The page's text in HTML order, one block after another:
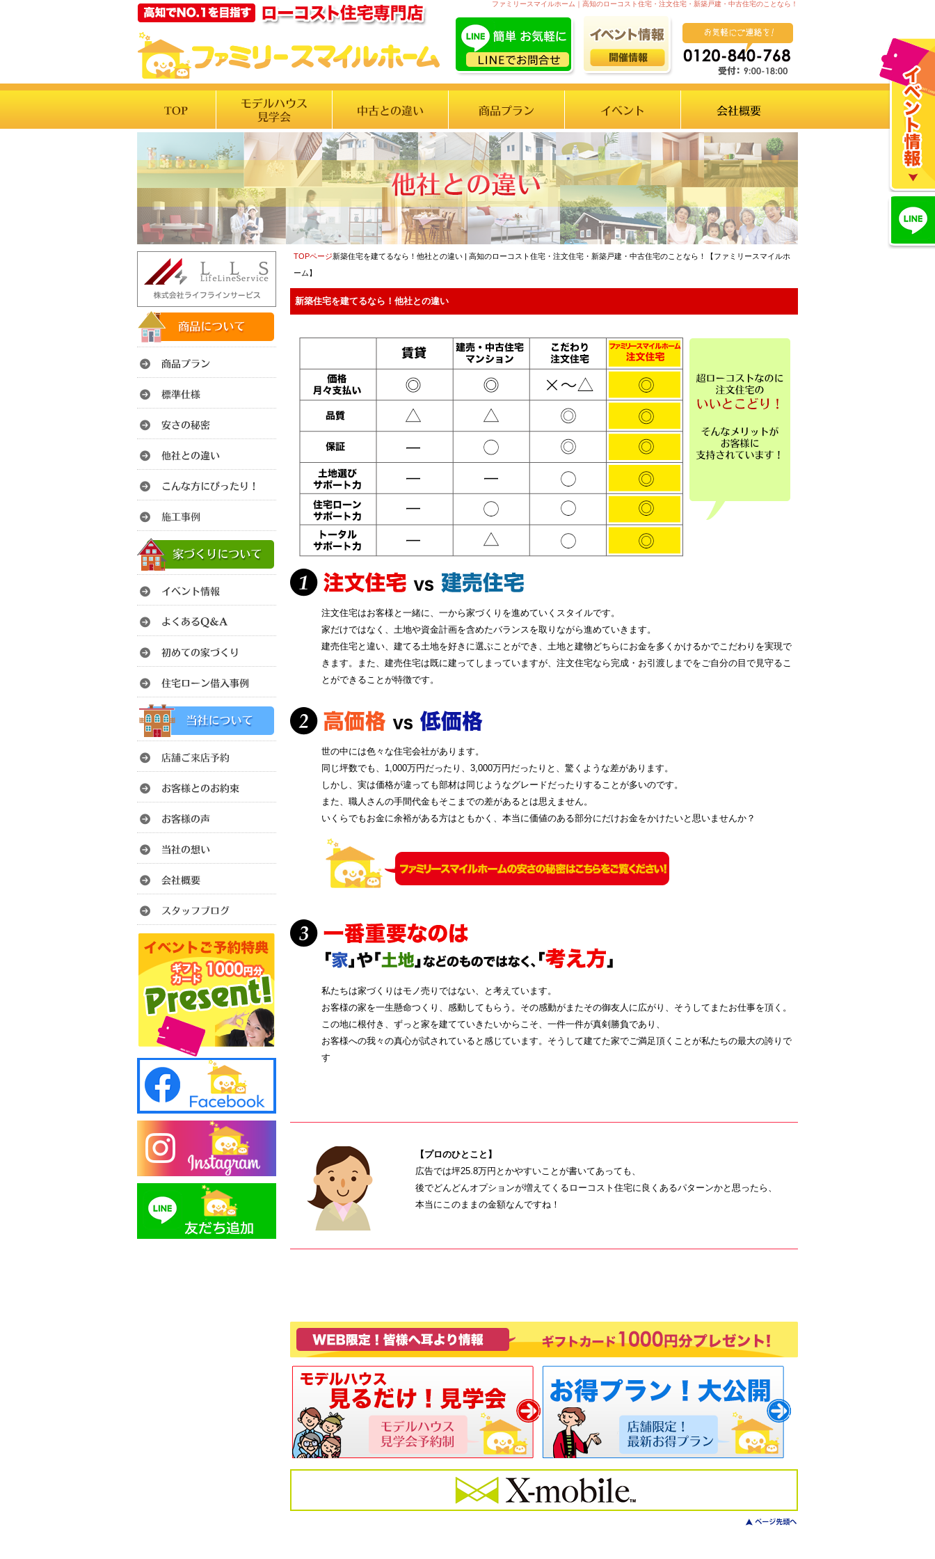
ファミリースマイルホーム｜高知のローコスト住宅・注文住宅・新築戸建・中古住宅のことなら！
TOPページ新築住宅を建てるなら！他社との違い | 高知のローコスト住宅・注文住宅・新築戸建・中古住宅のことなら！【ファミリースマイルホ
ーム】
新築住宅を建てるなら！他社との違い
注文住宅はお客様と一緒に、一から家づくりを進めていくスタイルです。
家だけではなく、土地や資金計画を含めたバランスを取りながら進めていきます。
建売住宅と違い、建てる土地を好きに選ぶことができ、土地と建物どちらにお金を多くかけるかでこだわりを実現で
きます。また、建売住宅は既に建ってしまっていますが、注文住宅なら完成・お引渡しまでをご自分の目で見守るこ
とができることが特徴です。
世の中には色々な住宅会社があります。
同じ坪数でも、1,000万円だったり、3,000万円だったりと、驚くような差があります。
しかし、実は価格が違っても部材は同じようなグレードだったりすることが多いのです。
また、職人さんの手間代金もそこまでの差があるとは思えません。
いくらでもお金に余裕がある方はともかく、本当に価値のある部分にだけお金をかけたいと思いませんか？
私たちは家づくりはモノ売りではない、と考えています。
お客様の家を一生懸命つくり、感動してもらう。その感動がまたその御友人に広がり、そうしてまたお仕事を頂く。
この地に根付き、ずっと家を建てていきたいからこそ、一件一件が真剣勝負であり、
お客様への我々の真心が試されていると感じています。そうして建てた家でご満足頂くことが私たちの最大の誇りで
す
【プロのひとこと】
広告では坪25.8万円とかやすいことが書いてあっても、
後でどんどんオプションが増えてくるローコスト住宅に良くあるパターンかと思ったら、
本当にこのままの金額なんですね！